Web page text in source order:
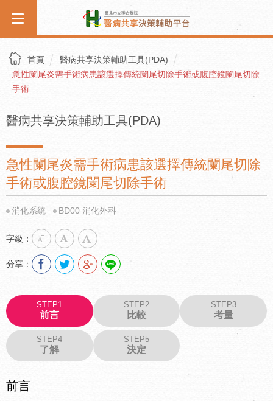
首頁
醫病共享決策輔助工具(PDA)
急性闌尾炎需手術病患該選擇傳統闌尾切除手術或腹腔鏡闌尾切除
手術
醫病共享決策輔助工具(PDA)
急性闌尾炎需手術病患該選擇傳統闌尾切除
手術或腹腔鏡闌尾切除手術
消化系統 BD00 消化外科
字級：
分享：
STEP1
前言
STEP2
比較
STEP3
考量
STEP4
了解
STEP5
決定
前言